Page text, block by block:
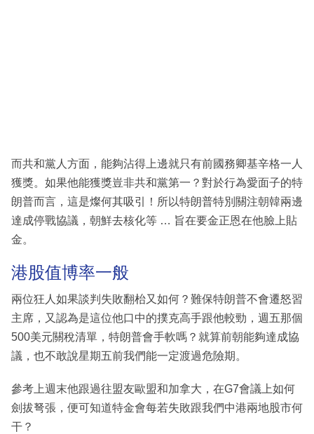
而共和黨人方面，能夠沾得上邊就只有前國務卿基辛格一人
獲獎。如果他能獲獎豈非共和黨第一？對於行為愛面子的特
朗普而言，這是燦何其吸引！所以特朗普特別關注朝韓兩邊
達成停戰協議，朝鮮去核化等 … 旨在要金正恩在他臉上貼
金。
港股值博率一般
兩位狂人如果談判失敗翻枱又如何？難保特朗普不會遷怒習
主席，又認為是這位他口中的撲克高手跟他較勁，週五那個
500美元關稅清單，特朗普會手軟嗎？就算前朝能夠達成協
議，也不敢說星期五前我們能一定渡過危險期。
參考上週末他跟過往盟友歐盟和加拿大，在G7會議上如何
劍拔弩張，便可知道特金會每若失敗跟我們中港兩地股市何
干？